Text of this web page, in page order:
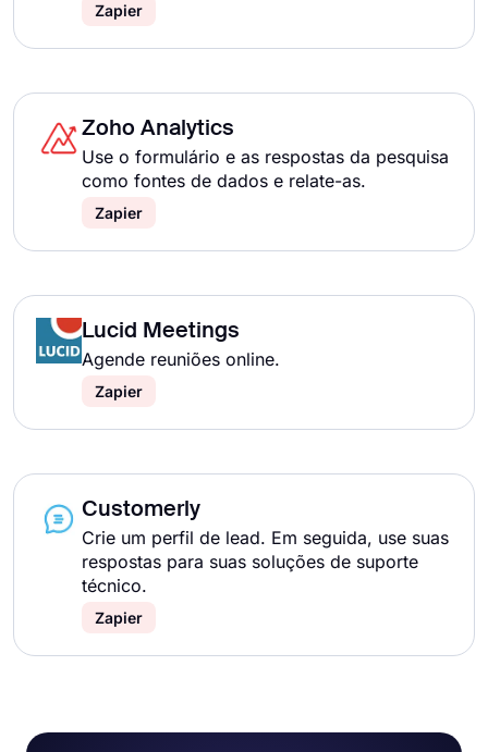
Zapier
Zoho Analytics
Use o formulário e as respostas da pesquisa
como fontes de dados e relate-as.
Zapier
Lucid Meetings
Agende reuniões online.
Zapier
Customerly
Crie um perfil de lead. Em seguida, use suas
respostas para suas soluções de suporte
técnico.
Zapier